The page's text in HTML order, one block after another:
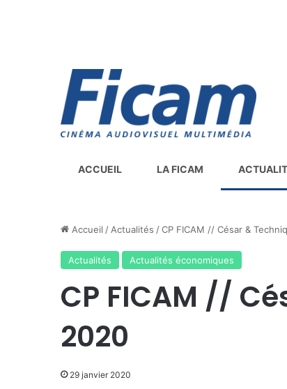
ACCUEIL LA FICAM
Accueil / Actualités /CP FICAM // César &
Actualités Actualités économiques
CP FICAM //
2020
29 janvier 2020